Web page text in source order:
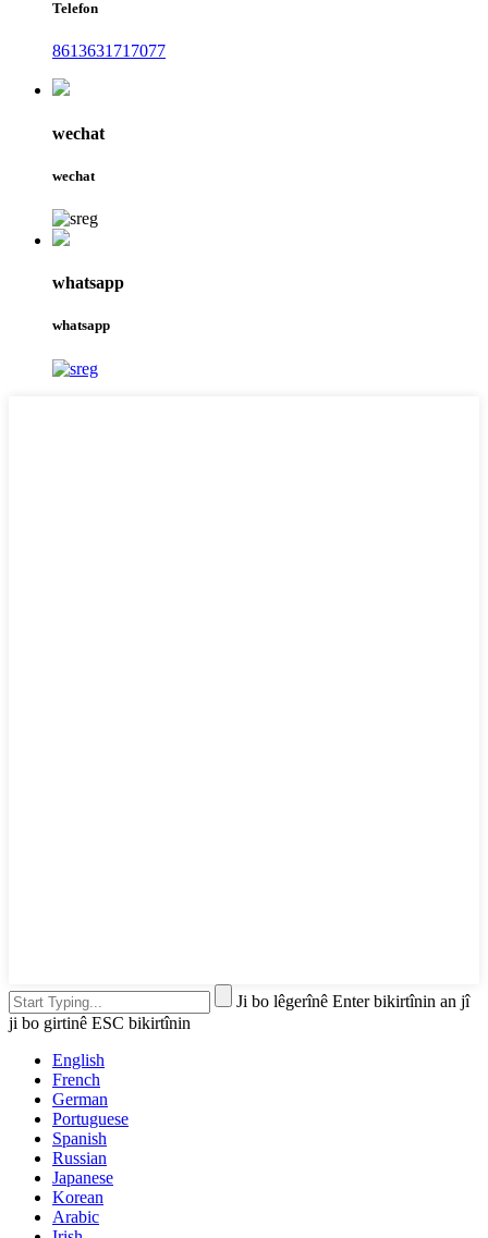
Telefon
8613631717077
wechat
wechat
whatsapp
whatsapp
Ji bo lêgerînê Enter bikirtînin an jî
ji bo girtinê ESC bikirtînin
English
French
German
Portuguese
Spanish
Russian
Japanese
Korean
Arabic